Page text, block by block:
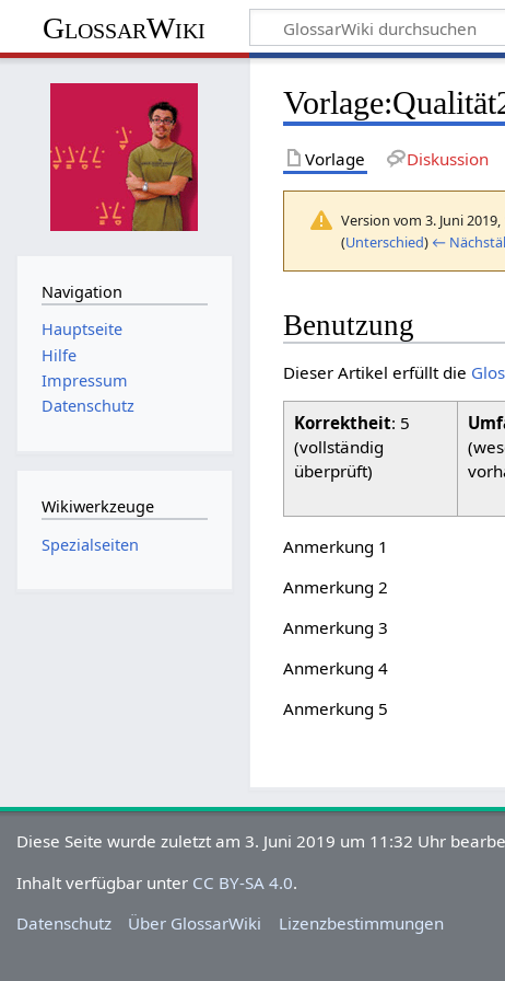
GlossarWiki
Vorlage:
Vorlage Diskussion
Version vom 3. Juni
(Unterschied) ←
Benutzung
Dieser Artikel erfüllt die
Korrektheit: 5
(vollständig
überprüft)
Anmerkung 1
Anmerkung 2
Anmerkung 3
Anmerkung 4
Anmerkung 5
Navigation
Hauptseite
Hilfe
Impressum
Datenschutz
Wikiwerkzeuge
Spezialseiten
Diese Seite wurde zuletzt am 3. Juni 2019 um 11:32 Uhr
Inhalt verfügbar unter CC BY-SA 4.0.
Datenschutz
Über GlossarWiki Lizenzbestimmungen